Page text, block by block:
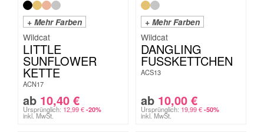
+ Mehr Farben
Wildcat
LITTLE
SUNFLOWER
KETTE
ACN17
ab 10,40 €
Ursprünglich: 12,99€ -20%
inkl. MwSt.
+ Mehr Farben
Wildcat
DANGLING
FUSSKETTCHEN
ACS13
ab 10,00 €
Ursprünglich: 19,99€ -50%
inkl. MwSt.